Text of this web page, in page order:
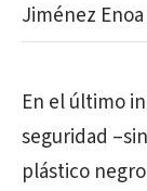
Jiménez
En el último
seguridad
plástico